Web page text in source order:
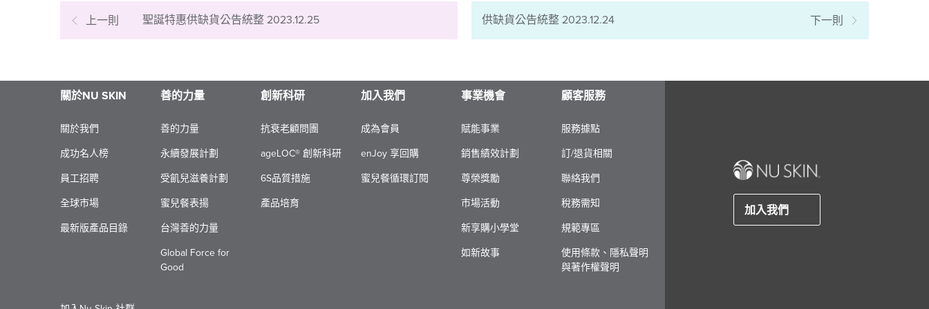
上一則 聖誕特惠供缺貨公告統整 2023.12.25 供缺貨公告統整 2023.12.24 下一則
加入我們
關於NU SKIN
關於我們
成功名人榜
員工招聘
全球市場
最新版產品目錄
善的力量
善的力量
永續發展計劃
受飢兒滋養計劃
蜜兒餐表揚
台灣善的力量
Global Force for
Good
創新科研
抗衰老顧問團​
ageLOC® 創新科研​
6S品質措施​
產品培育​
加入我們
成為會員
enJoy 享回購
蜜兒餐循環訂閱
事業機會
賦能事業
銷售績效計劃
尊榮獎勵
市場活動
新享購小學堂
如新故事
顧客服務
服務據點
訂/退貨相關
聯絡我們
稅務需知
規範專區
使用條款、隱私聲明
與著作權聲明